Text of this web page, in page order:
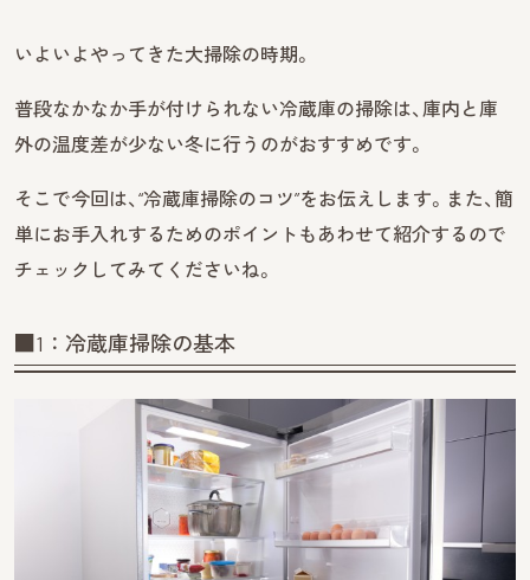
いよいよやってきた大掃除の時期。
普段なかなか手が付けられない冷蔵庫の掃除は、庫内と庫
外の温度差が少ない冬に行うのがおすすめです。
そこで今回は、“冷蔵庫掃除のコツ”をお伝えします。また、簡
単にお手入れするためのポイントもあわせて紹介するので
チェックしてみてくださいね。
■1：冷蔵庫掃除の基本